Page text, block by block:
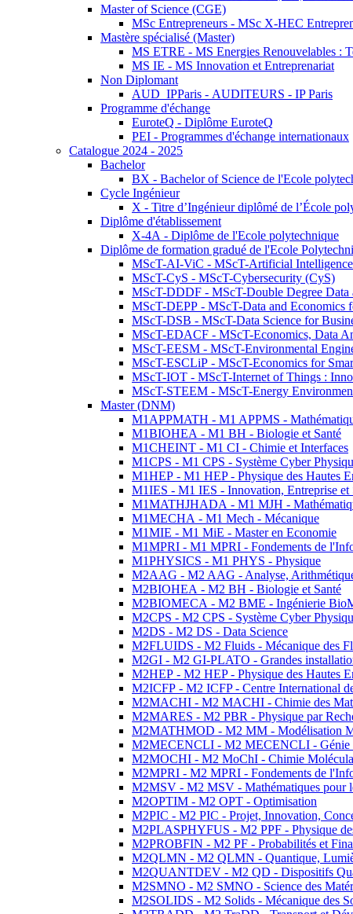
Master of Science (CGE)
MSc Entrepreneurs - MSc X-HEC
Mastère spécialisé (Master)
MS ETRE - MS Energies Renouvelables :
MS IE - MS Innovation et Entreprenariat
Non Diplomant
AUD_IPParis - AUDITEURS - IP Paris
Programme d'échange
EuroteQ - Diplôme EuroteQ
PEI - Programmes d'échange internationaux
Catalogue 2024 - 2025
Bachelor
BX - Bachelor of Science de l'Ecole
Cycle Ingénieur
X - Titre d’Ingénieur diplômé de l’École
Diplôme d'établissement
X-4A - Diplôme de l'Ecole polytechnique
Diplôme de formation gradué de l'Ecole
MScT-AI-ViC - MScT-Artificial
MScT-CyS - MScT-Cybersecurity (CyS)
MScT-DDDF - MScT-Double Degree
MScT-DEPP - MScT-Data and Economics
MScT-DSB - MScT-Data Science for
MScT-EDACF - MScT-Economics, Data
MScT-EESM - MScT-Environmental
MScT-ESCLiP - MScT-Economics for
MScT-IOT - MScT-Internet of Things :
MScT-STEEM - MScT-Energy
Master (DNM)
M1APPMATH - M1 APPMS -
M1BIOHEA - M1 BH - Biologie et Santé
M1CHEINT - M1 CI - Chimie et Interfaces
M1CPS - M1 CPS - Système Cyber
M1HEP - M1 HEP - Physique des Hautes
M1IES - M1 IES - Innovation, Entreprise et
M1MATHJHADA - M1 MJH -
M1MECHA - M1 Mech - Mécanique
M1MIE - M1 MiE - Master en Economie
M1MPRI - M1 MPRI - Fondements de
M1PHYSICS - M1 PHYS - Physique
M2AAG - M2 AAG - Analyse,
M2BIOHEA - M2 BH - Biologie et Santé
M2BIOMECA - M2 BME - Ingénierie
M2CPS - M2 CPS - Système Cyber
M2DS - M2 DS - Data Science
M2FLUIDS - M2 Fluids - Mécanique des
M2GI - M2 GI-PLATO - Grandes
M2HEP - M2 HEP - Physique des Hautes
M2ICFP - M2 ICFP - Centre International
M2MACHI - M2 MACHI - Chimie des
M2MARES - M2 PBR - Physique par
M2MATHMOD - M2 MM - Modélisation
M2MECENCLI - M2 MECENCLI - Génie
M2MOCHI - M2 MoChI - Chimie
M2MPRI - M2 MPRI - Fondements de
M2MSV - M2 MSV - Mathématiques pour
M2OPTIM - M2 OPT - Optimisation
M2PIC - M2 PIC - Projet, Innovation,
M2PLASPHYFUS - M2 PPF - Physique
M2PROBFIN - M2 PF - Probabilités et
M2QLMN - M2 QLMN - Quantique,
M2QUANTDEV - M2 QD - Dispositifs
M2SMNO - M2 SMNO - Science des
M2SOLIDS - M2 Solids - Mécanique des